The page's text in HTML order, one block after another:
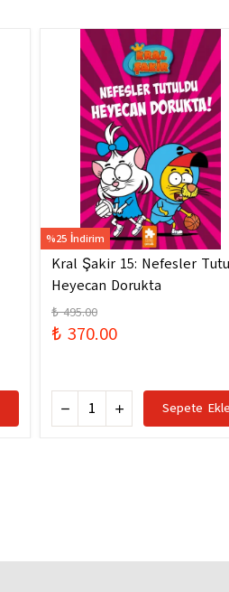
%25 İndirim
Kral Şakir 15: Nefesler
Heyecan Dorukta
₺ 495.00
₺ 370.00
Sepete Ekle